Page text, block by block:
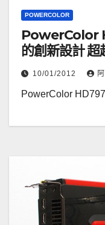
POWERCOLOR
PowerColor
的創新設計
10/01/2012
PowerColor